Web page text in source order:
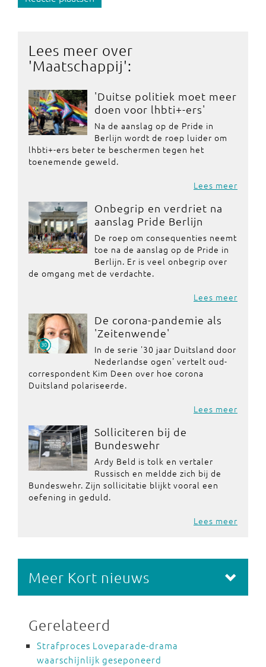
Lees meer over
'Maatschappij':
'Duitse politiek moet meer
doen voor lhbti+-ers'
Na de aanslag op de Pride in
Berlijn wordt de roep luider om
lhbti+-ers beter te beschermen tegen het
toenemende geweld.
Lees meer
Onbegrip en verdriet na
aanslag Pride Berlijn
De roep om consequenties neemt
toe na de aanslag op de Pride in
Berlijn. Er is veel onbegrip over
de omgang met de verdachte.
Lees meer
De corona-pandemie als
'Zeitenwende'
In de serie '30 jaar Duitsland door
Nederlandse ogen' vertelt oud-
correspondent Kim Deen over hoe corona
Duitsland polariseerde.
Lees meer
Solliciteren bij de
Bundeswehr
Ardy Beld is tolk en vertaler
Russisch en meldde zich bij de
Bundeswehr. Zijn sollicitatie blijkt vooral een
oefening in geduld.
Lees meer
Meer Kort nieuws
Gerelateerd
Strafproces Loveparade-drama
waarschijnlijk geseponeerd